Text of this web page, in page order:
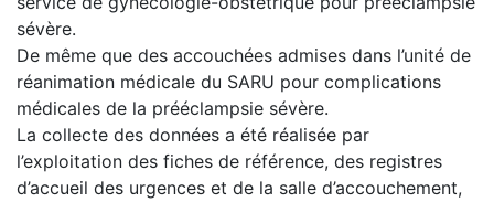
sévère.
De même que des accouchées admises dans l’unité de
réanimation médicale du SARU pour complications
médicales de la prééclampsie sévère.
La collecte des données a été réalisée par
l’exploitation des fiches de référence, des registres
d’accueil des urgences et de la salle d’accouchement,